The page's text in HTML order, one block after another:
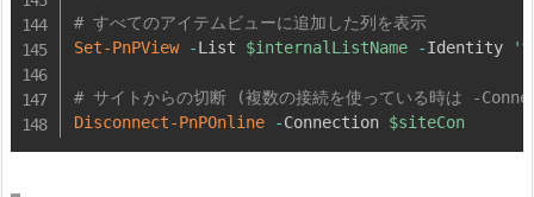
# すべてのアイテムビューに追加した列を表示
Set-PnPView
-List $internalListName -Identity '
# サイトからの切断 (複数の接続を使っている時は -
Disconnect-PnPOnline
-Connection $siteCon